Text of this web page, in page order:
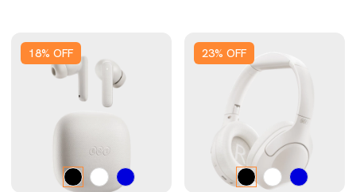
18% OFF 23% OFF